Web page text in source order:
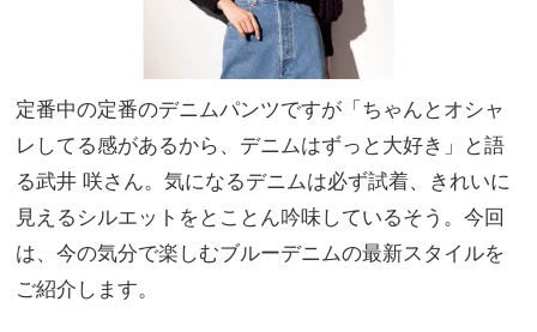
定番中の定番のデニムパンツですが「ちゃんとオシャ
レしてる感があるから、デニムはずっと大好き」と語
る武井 咲さん。気になるデニムは必ず試着、きれいに
見えるシルエットをとことん吟味しているそう。今回
は、今の気分で楽しむブルーデニムの最新スタイルを
ご紹介します。